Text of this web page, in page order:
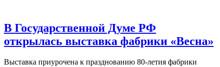
В Государственной Думе РФ
открылась выставка фабрики «Весна»
Выставка приурочена к празднованию 80-летия фабрики